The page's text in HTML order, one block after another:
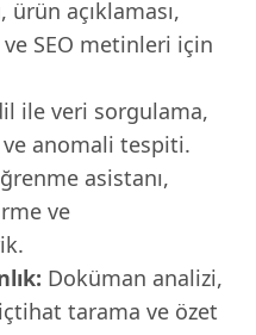
ürün açıklaması,
SEO metinleri için
ile veri sorgulama,
anomali tespiti.
asistanı,
ve
Doküman analizi,
tarama ve özet